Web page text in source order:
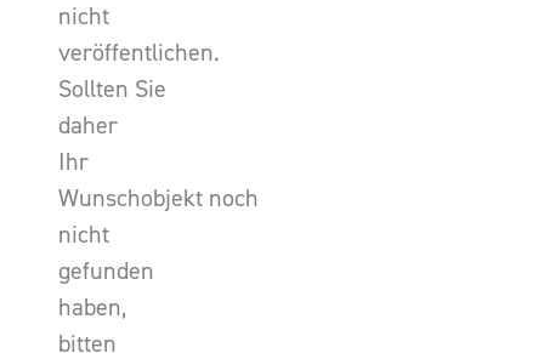
nicht
veröffentlichen.
Sollten Sie
daher
Ihr
Wunschobjekt noch
nicht
gefunden
haben,
bitten